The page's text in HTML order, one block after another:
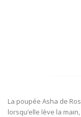
La poupée Asha de
lorsqu’elle lève la